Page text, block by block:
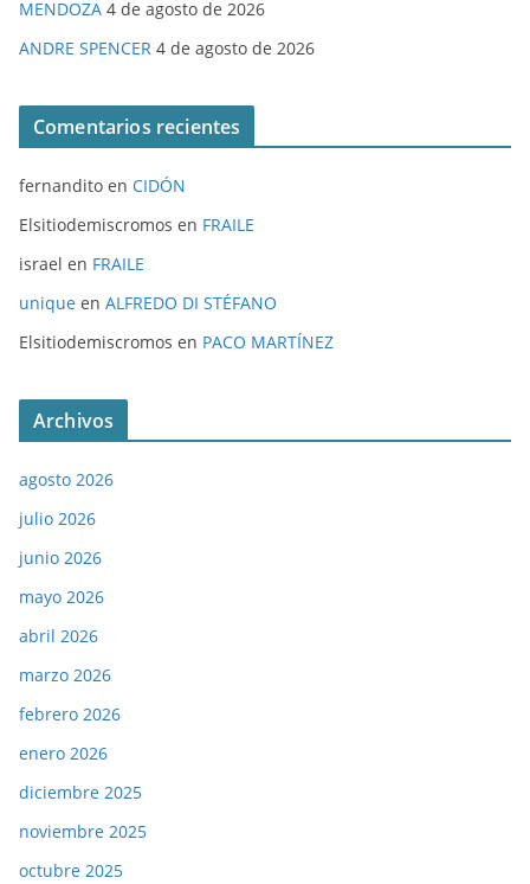
MENDOZA 4 de agosto de 2026
ANDRE SPENCER 4 de agosto de 2026
Comentarios recientes
fernandito en CIDÓN
Elsitiodemiscromos en FRAILE
israel en FRAILE
unique en ALFREDO DI STÉFANO
Elsitiodemiscromos en PACO MARTÍNEZ
Archivos
agosto 2026
julio 2026
junio 2026
mayo 2026
abril 2026
marzo 2026
febrero 2026
enero 2026
diciembre 2025
noviembre 2025
octubre 2025